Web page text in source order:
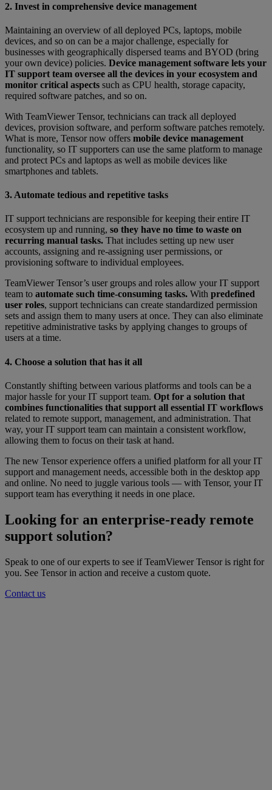
2. Invest in comprehensive device management
Maintaining an overview of all deployed PCs, laptops, mobile
devices, and so on can be a major challenge, especially for
businesses with geographically dispersed teams and BYOD (bring
your own device) policies. Device management software lets your
IT support team oversee all the devices in your ecosystem and
monitor critical aspects such as CPU health, storage capacity,
required software patches, and so on.
With TeamViewer Tensor, technicians can track all deployed
devices, provision software, and perform software patches remotely.
What is more, Tensor now offers mobile device management
functionality, so IT supporters can use the same platform to manage
and protect PCs and laptops as well as mobile devices like
smartphones and tablets.
3. Automate tedious and repetitive tasks
IT support technicians are responsible for keeping their entire IT
ecosystem up and running, so they have no time to waste on
recurring manual tasks. That includes setting up new user
accounts, assigning and re-assigning user permissions, or
provisioning software to individual employees.
TeamViewer Tensor’s user groups and roles allow your IT support
team to automate such time-consuming tasks. With predefined
user roles, support technicians can create standardized permission
sets and assign them to many users at once. They can also eliminate
repetitive administrative tasks by applying changes to groups of
users at a time.
4. Choose a solution that has it all
Constantly shifting between various platforms and tools can be a
major hassle for your IT support team. Opt for a solution that
combines functionalities that support all essential IT workflows
related to remote support, management, and administration. That
way, your IT support team can maintain a consistent workflow,
allowing them to focus on their task at hand.
The new Tensor experience offers a unified platform for all your IT
support and management needs, accessible both in the desktop app
and online. No need to juggle various tools — with Tensor, your IT
support team has everything it needs in one place.
Looking for an enterprise-ready remote
support solution?
Speak to one of our experts to see if TeamViewer Tensor is right for
you. See Tensor in action and receive a custom quote.
Contact us